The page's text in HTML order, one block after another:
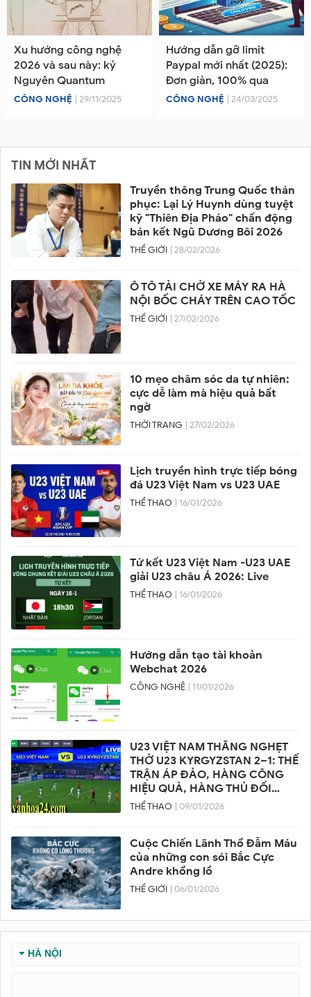
Xu hướng công nghệ
2026 và sau này: kỷ
Nguyên Quantum
CÔNG NGHỆ | 29/11/2025
Hướng dẫn gỡ limit
Paypal mới nhất (2025):
Đơn giản, 100% qua
CÔNG NGHỆ | 24/03/2025
TIN MỚI NHẤT
Truyền thông Trung Quốc thán
phục: Lại Lý Huynh dùng tuyệt
kỹ "Thiên Địa Pháo" chấn động
bán kết Ngũ Dương Bôi 2026
THẾ GIỚI | 28/02/2026
Ô TÔ TẢI CHỞ XE MÁY RA HÀ
NỘI BỐC CHÁY TRÊN CAO TỐC
THẾ GIỚI | 27/02/2026
10 mẹo chăm sóc da tự nhiên:
cực dễ làm mà hiệu quả bất
ngờ
THỜI TRANG | 27/02/2026
Lịch truyền hình trực tiếp bóng
đá U23 Việt Nam vs U23 UAE
THỂ THAO | 16/01/2026
Tứ kết U23 Việt Nam -U23 UAE
giải U23 châu Á 2026: Live
THỂ THAO | 16/01/2026
Hướng dẫn tạo tài khoản
Webchat 2026
CÔNG NGHỆ | 11/01/2026
U23 VIỆT NAM THẮNG NGHẸT
THỞ U23 KYRGYZSTAN 2–1: THẾ
TRẬN ÁP ĐẢO, HÀNG CÔNG
HIỆU QUẢ, HÀNG THỦ ĐỐI
PHƯƠNG SUÝT VỠ TRẬN
THỂ THAO | 09/01/2026
Cuộc Chiến Lãnh Thổ Đẫm Máu
của những con sói Bắc Cực
Andre khổng lồ
THẾ GIỚI | 06/01/2026
HÀ NỘI